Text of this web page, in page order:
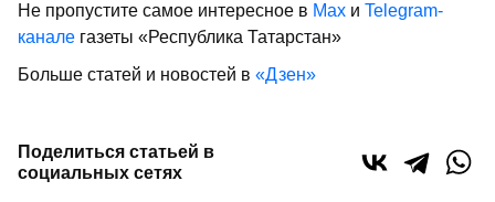
Не пропустите самое интересное в Max и Telegram-
канале газеты «Республика Татарстан»
Больше статей и новостей в «Дзен»
Поделиться статьей в
социальных сетях